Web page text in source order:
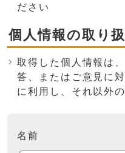
ださい
個人情報の取り
取得した個人情報は
答、またはご意見に
に利用し、それ以外
名前